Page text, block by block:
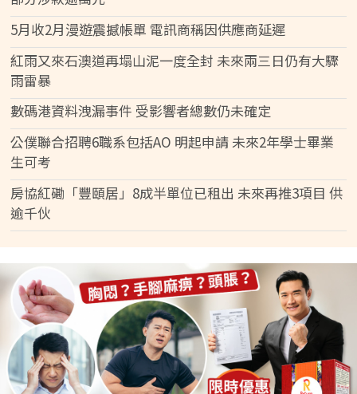
5月收2月漫遊震撼帳單 電訊商稱因供應商延遲
紅雨又來石澳道再塌山泥一度全封 未來兩三日仍有大驟
雨雷暴
數碼港資料洩漏事件 受影響者總數仍未確定
公僕聯合招聘6職系包括AO 明起申請 未來2年學士畢業
生可考
房協紅磡「豐頤居」8成半單位已租出 未來再推3項目 供
逾千伙